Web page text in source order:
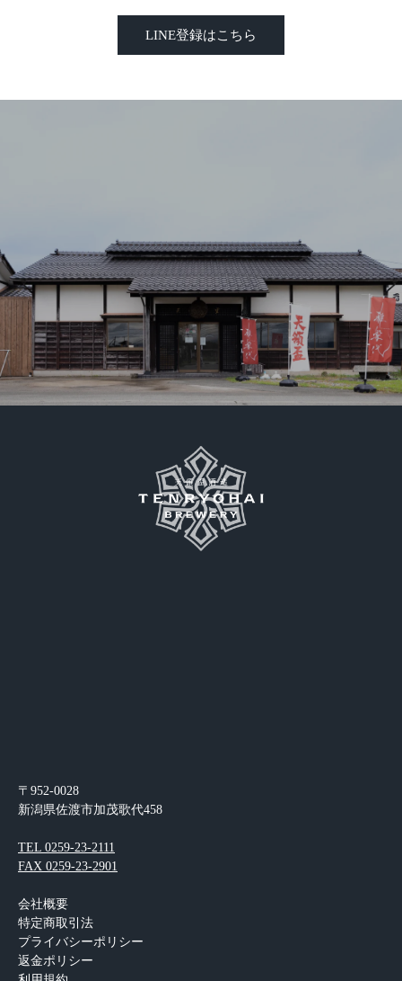
LINE登録はこちら
〒952-0028
新潟県佐渡市加茂歌代458
TEL 0259-23-2111
FAX 0259-23-2901
会社概要
特定商取引法
プライバシーポリシー
返金ポリシー